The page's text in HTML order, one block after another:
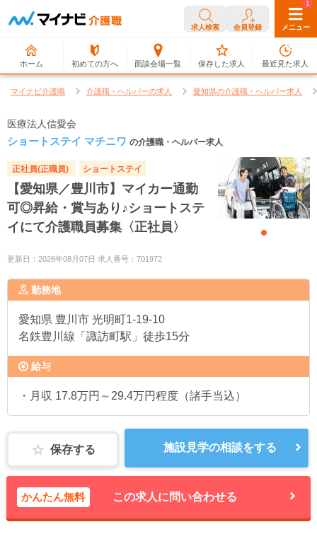
求人検索 会員登録 メニュー
ホーム 初めての方へ 面談会場一覧
0
保存した求人
1
最近見た求人
マイナビ介護職 介護職・ヘルパーの求人 愛知県の介護職・ヘルパー求人
医療法人信愛会
ショートステイ マチニワ の介護職・ヘルパー求人
正社員(正職員) ショートステイ
【愛知県／豊川市】マイカー通勤
可◎昇給・賞与あり♪ショートステ
イにて介護職員募集〈正社員〉
更新日：2026年08月07日 求人番号：701972
勤務地
愛知県 豊川市 光明町1-19-10
名鉄豊川線「諏訪町駅」徒歩15分
給与
・月収 17.8万円～29.4万円程度（諸手当込）
保存する 施設見学の相談をする
かんたん無料 この求人に問い合わせる